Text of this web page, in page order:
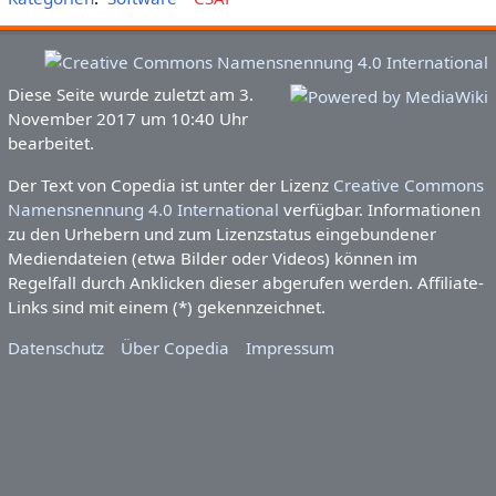
Diese Seite wurde zuletzt am 3.
November 2017 um 10:40 Uhr
bearbeitet.
Der Text von Copedia ist unter der Lizenz Creative Commons
Namensnennung 4.0 International verfügbar. Informationen
zu den Urhebern und zum Lizenzstatus eingebundener
Mediendateien (etwa Bilder oder Videos) können im
Regelfall durch Anklicken dieser abgerufen werden. Affiliate-
Links sind mit einem (*) gekennzeichnet.
Datenschutz
Über Copedia Impressum